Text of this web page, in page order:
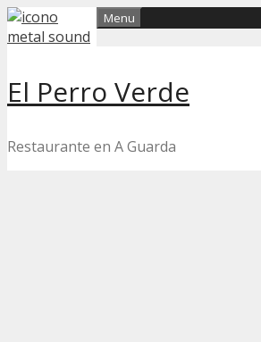
Skip
to
El Perro Verde
Restaurante en A Guarda
Menu